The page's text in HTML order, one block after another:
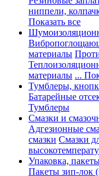
ниппели,
Показать все
материалы
материалы ...
Тумблеры,
Батарейные
Тумблеры
Смазки и
Адгезионные
смазки Смазки
Упаковка,
Пакеты зип-лок